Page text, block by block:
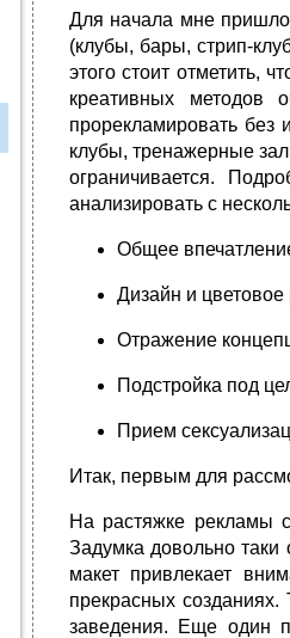
Для начала мне
(клубы, бары, стрип-
этого стоит отметить,
креативных
прорекламировать без
клубы, тренажерные
ограничивается.
анализировать с
Общее
Дизайн и
Отражение
Подстройка под
Прием
Итак, первым для
На растяжке рекламы
Задумка довольно
макет привлекает
прекрасных
заведения. Еще один